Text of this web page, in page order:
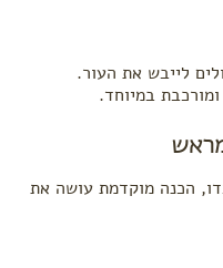
לייבש את העור.
במיוחד.
הכנה מוקדמת עושה את